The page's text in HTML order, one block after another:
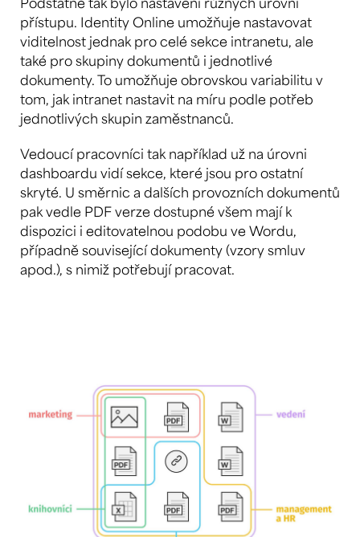
přístupu. Identity Online umožňuje nastavovat
viditelnost jednak pro celé sekce intranetu, ale
také pro skupiny dokumentů i jednotlivé
dokumenty. To umožňuje obrovskou variabilitu v
tom, jak intranet nastavit na míru podle potřeb
jednotlivých skupin zaměstnanců.
Vedoucí pracovníci tak například už na úrovni
dashboardu vidí sekce, které jsou pro ostatní
skryté. U směrnic a dalších provozních dokumentů
pak vedle PDF verze dostupné všem mají k
dispozici i editovatelnou podobu ve Wordu,
případně související dokumenty (vzory smluv
apod.), s nimiž potřebují pracovat.